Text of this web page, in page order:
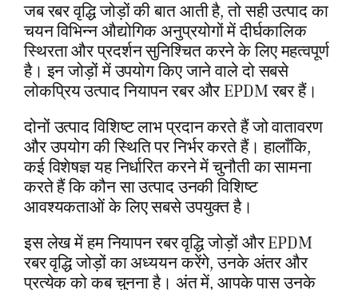
जब रबर वृद्धि जोड़ों की बात आती है, तो सही उत्पाद का
चयन विभिन्न औद्योगिक अनुप्रयोगों में दीर्घकालिक
स्थिरता और प्रदर्शन सुनिश्चित करने के लिए महत्वपूर्ण
है। इन जोड़ों में उपयोग किए जाने वाले दो सबसे
लोकप्रिय उत्पाद नियापन रबर और EPDM रबर हैं।
दोनों उत्पाद विशिष्ट लाभ प्रदान करते हैं जो वातावरण
और उपयोग की स्थिति पर निर्भर करते हैं। हालाँकि,
कई विशेषज्ञ यह निर्धारित करने में चुनौती का सामना
करते हैं कि कौन सा उत्पाद उनकी विशिष्ट
आवश्यकताओं के लिए सबसे उपयुक्त है।
इस लेख में हम नियापन रबर वृद्धि जोड़ों और EPDM
रबर वृद्धि जोड़ों का अध्ययन करेंगे, उनके अंतर और
प्रत्येक को कब चुनना है। अंत में, आपके पास उनके